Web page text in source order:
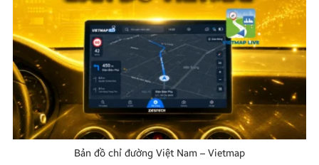
Bản đồ chỉ đường Việt Nam – Vietmap